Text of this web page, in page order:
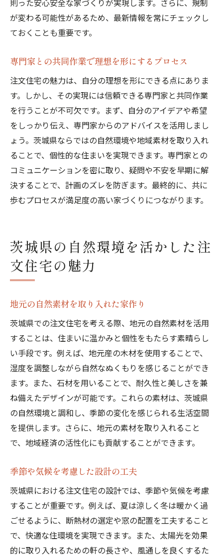
則った安心安全な家づくりが実現します。さらに、規制
が変わる可能性があるため、最新情報を常にチェックし
ておくことも重要です。
専門家との共同作業で理想を形にするプロセス
注文住宅の魅力は、自分の理想を形にできる点にありま
す。しかし、その実現には信頼できる専門家と共同作業
を行うことが不可欠です。まず、自分のアイデアや希望
をしっかり伝え、専門家からのアドバイスを活用しまし
ょう。茨城県ならではの自然環境や地域素材を取り入れ
ることで、個性的な住まいを実現できます。専門家との
コミュニケーションを密に取り、疑問や不安を早期に解
決することで、計画のズレを防ぎます。最終的に、共に
歩むプロセスが満足度の高い家づくりにつながります。
茨城県の自然環境を活かした注
文住宅の魅力
地元の自然素材を取り入れた家作り
茨城県での注文住宅を考える際、地元の自然素材を活用
することは、住まいに温かみと個性をもたらす素晴らし
い手段です。例えば、地元産の木材を使用することで、
湿度を調整しながら自然なぬくもりを感じることができ
ます。また、石材を用いることで、耐久性と美しさを兼
ね備えたデザインが可能です。これらの素材は、茨城県
の自然環境と調和し、季節の変化を感じられる生活空間
を提供します。さらに、地元の素材を取り入れること
で、地域経済の活性化にも貢献することができます。
季節や気候を考慮した設計の工夫
茨城県における注文住宅の設計では、季節や気候を考慮
することが重要です。例えば、夏は涼しく冬は暖かく過
ごせるように、断熱材の選定や窓の配置を工夫すること
で、快適な住環境を実現できます。また、太陽光を効果
的に取り入れるための軒の長さや、風通しを良くするた